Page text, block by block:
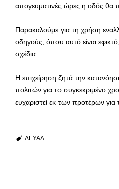
απογευματινές ώρες η οδός θα
Παρακαλούμε για τη χρήση
οδηγούς, όπου αυτό είναι
σχέδια.
Η επιχείρηση ζητά την
πολιτών για το συγκεκριμένο
ευχαριστεί εκ των προτέρων
ΔΕΥΑΛ